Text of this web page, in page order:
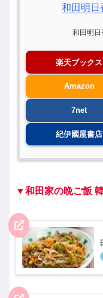
和田明日
和田明日
楽天ブックス
Amazon
7net
紀伊國屋書店
▼和田家の晩ご飯